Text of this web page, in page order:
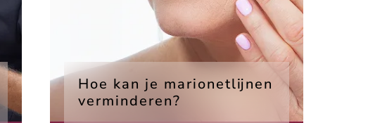
Hoe kan je marionetlijnen
verminderen?